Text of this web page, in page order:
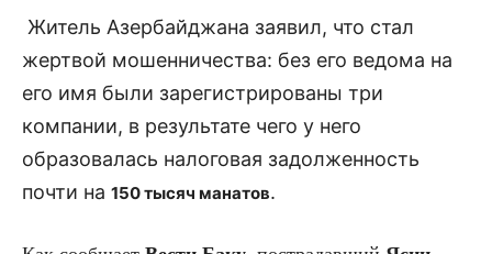
Житель Азербайджана заявил, что стал
жертвой мошенничества: без его ведома на
его имя были зарегистрированы три
компании, в результате чего у него
образовалась налоговая задолженность
почти на 150 тысяч манатов.